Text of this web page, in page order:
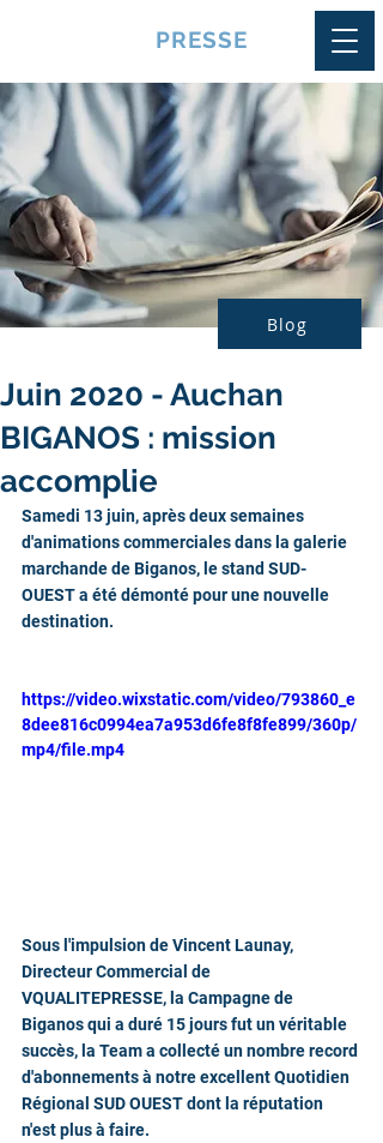
PRESSE
Blog
Juin 2020 - Auchan
BIGANOS : mission
accomplie
Samedi 13 juin, après deux semaines
d'animations commerciales dans la galerie
marchande de Biganos, le stand SUD-
OUEST a été démonté pour une nouvelle
destination.
https://video.wixstatic.com/video/793860_e
8dee816c0994ea7a953d6fe8f8fe899/360p/
mp4/file.mp4
Sous l'impulsion de Vincent Launay,
Directeur Commercial de
VQUALITEPRESSE, la Campagne de
Biganos qui a duré 15 jours fut un véritable
succès, la Team a collecté un nombre record
d'abonnements à notre excellent Quotidien
Régional SUD OUEST dont la réputation
n'est plus à faire.